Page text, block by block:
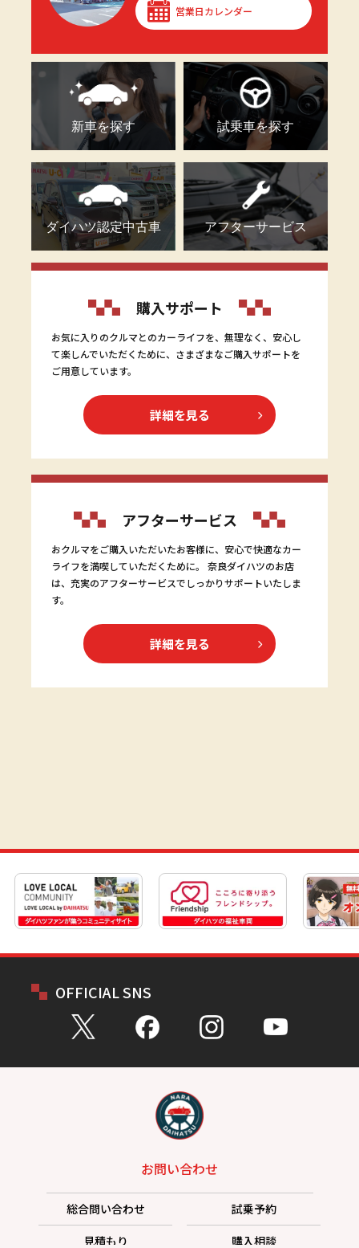
営業日カレンダー
新車を探す 試乗車を探す
ダイハツ認定中古車 アフターサービス
購入サポート
お気に入りのクルマとのカーライフを、無理なく、安心し
て楽しんでいただくために、さまざまなご購入サポートを
ご用意しています。
詳細を見る
アフターサービス
おクルマをご購入いただいたお客様に、安心で快適なカー
ライフを満喫していただくために。 奈良ダイハツのお店
は、充実のアフターサービスでしっかりサポートいたしま
す。
詳細を見る
OFFICIAL SNS
お問い合わせ
総合問い合わせ
試乗予約
見積もり
購入相談